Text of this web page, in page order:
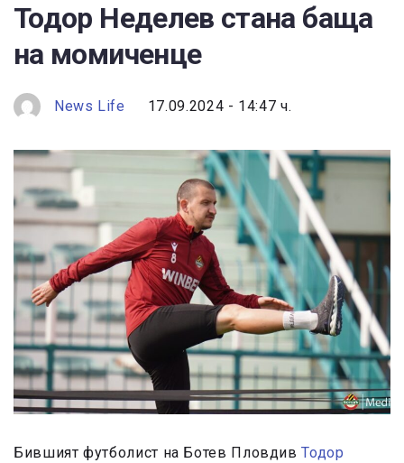
Тодор Неделев стана баща
на момиченце
News Life 17.09.2024 - 14:47 ч.
Бившият футболист на Ботев ПловдивТодор